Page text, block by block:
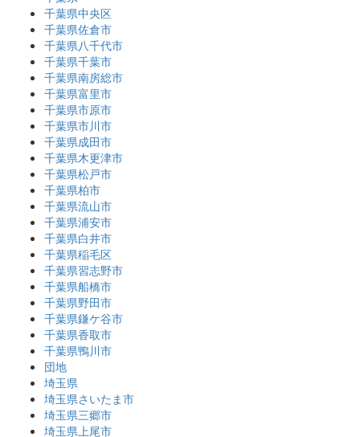
千葉県中央区
千葉県佐倉市
千葉県八千代市
千葉県千葉市
千葉県南房総市
千葉県富里市
千葉県市原市
千葉県市川市
千葉県成田市
千葉県木更津市
千葉県松戸市
千葉県柏市
千葉県流山市
千葉県浦安市
千葉県白井市
千葉県稲毛区
千葉県習志野市
千葉県船橋市
千葉県野田市
千葉県鎌ケ谷市
千葉県香取市
千葉県鴨川市
団地
埼玉県
埼玉県さいたま市
埼玉県三郷市
埼玉県上尾市